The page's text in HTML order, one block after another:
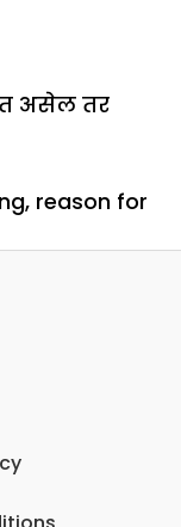
असेल तर
, reason for